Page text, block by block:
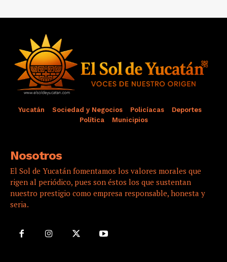
Yucatán Sociedad y Negocios Policíacas
Deportes
Política
Municipios
Nosotros
El Sol de Yucatán fomentamos los valores morales que
rigen al periódico, pues son éstos los que sustentan
nuestro prestigio como empresa responsable, honesta y
seria.